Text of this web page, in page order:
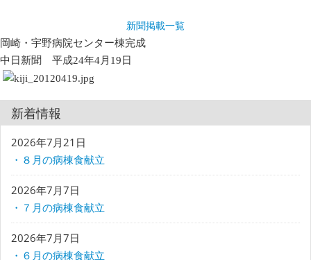
新聞掲載一覧
岡崎・宇野病院センター棟完成
中日新聞 平成24年4月19日
新着情報
2026年7月21日
・８月の病棟食献立
2026年7月7日
・７月の病棟食献立
2026年7月7日
・６月の病棟食献立